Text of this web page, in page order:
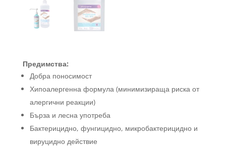
Предимства:
Добра поносимост
Хипоалергенна формула (минимизираща риска от
алергични реакции)
Бърза и лесна употреба
Бактерицидно, фунгицидно, микробактерицидно и
вируцидно действие